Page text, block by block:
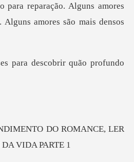
es para descobrir quão
DO ROMANCE, LER